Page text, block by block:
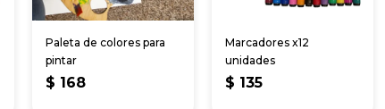
Paleta de colores para
pintar
$ 168
Marcadores x12
unidades
$ 135